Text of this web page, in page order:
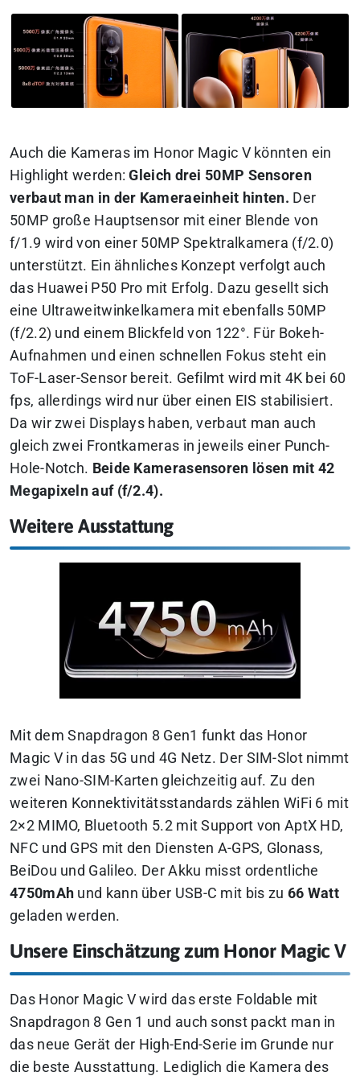
Auch die Kameras im Honor Magic V könnten ein
Highlight werden:Gleich drei 50MP Sensoren
verbaut man in der Kameraeinheit hinten. Der
50MP große Hauptsensor mit einer Blende von
f/1.9 wird von einer 50MP Spektralkamera (f/2.0)
unterstützt. Ein ähnliches Konzept verfolgt auch
das Huawei P50 Pro mit Erfolg. Dazu gesellt sich
eine Ultraweitwinkelkamera mit ebenfalls 50MP
(f/2.2) und einem Blickfeld von 122°. Für Bokeh-
Aufnahmen und einen schnellen Fokus steht ein
ToF-Laser-Sensor bereit. Gefilmt wird mit 4K bei 60
fps, allerdings wird nur über einen EIS stabilisiert.
Da wir zwei Displays haben, verbaut man auch
gleich zwei Frontkameras in jeweils einer Punch-
Hole-Notch. Beide Kamerasensoren lösen mit 42
Megapixeln auf (f/2.4).
Weitere Ausstattung
Mit dem Snapdragon 8 Gen1 funkt das Honor
Magic V in das 5G und 4G Netz. Der SIM-Slot nimmt
zwei Nano-SIM-Karten gleichzeitig auf. Zu den
weiteren Konnektivitätsstandards zählen WiFi 6 mit
2×2 MIMO, Bluetooth 5.2 mit Support von AptX HD,
NFC und GPS mit den Diensten A-GPS, Glonass,
BeiDou und Galileo. Der Akku misst ordentliche
4750mAh und kann über USB-C mit bis zu 66 Watt
geladen werden.
Unsere Einschätzung zum Honor Magic V
Das Honor Magic V wird das erste Foldable mit
Snapdragon 8 Gen 1 und auch sonst packt man in
das neue Gerät der High-End-Serie im Grunde nur
die beste Ausstattung. Lediglich die Kamera des